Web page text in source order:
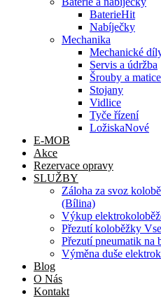
Baterie
Nabíječky
Mechanika
Mechanické
Servis a údržba
Šrouby a matice
Stojany
Vidlice
Tyče řízení
Ložiska
E-MOB
Akce
Rezervace opravy
SLUŽBY
Záloha za svoz
(Bílina)
Výkup
Přezutí koloběžky
Přezutí pneumatik na
Výměna duše
Blog
O Nás
Kontakt